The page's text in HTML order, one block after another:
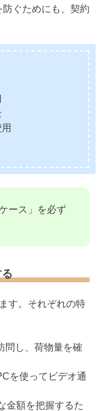
防ぐためにも、契約
ース」を必ず
す。それぞれの特
問し、荷物量を確
を使ってビデオ通
金額を把握するた